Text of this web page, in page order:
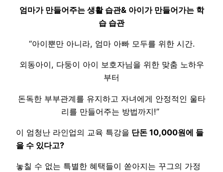
엄마가 만들어주는 생활 습관& 아이가 만들어가는 학
습 습관
“아이뿐만 아니라, 엄마 아빠 모두를 위한 시간.
외동아이, 다둥이 아이 보호자님을 위한 맞춤 노하우
부터
돈독한 부부관계를 유지하고 자녀에게 안정적인 울타
리를 만들어주는 방법까지!”
이 엄청난 라인업의 교육 특강을 단돈 10,000원에 들
을 수 있다고?
놓칠 수 없는 특별한 혜택들이 쏟아지는 꾸그의 가정